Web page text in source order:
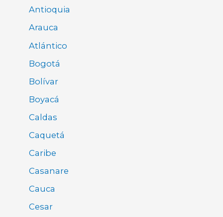
Antioquia
Arauca
Atlántico
Bogotá
Bolívar
Boyacá
Caldas
Caquetá
Caribe
Casanare
Cauca
Cesar